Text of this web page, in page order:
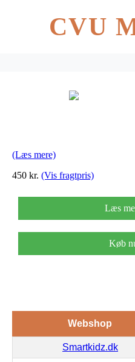
CVU
(Læs mere)
450 kr. (Vis fragtpris)
Læs
Køb
Webshop
Smartkidz.dk